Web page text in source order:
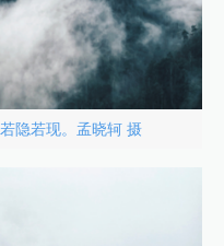
隐若现。孟晓轲 摄